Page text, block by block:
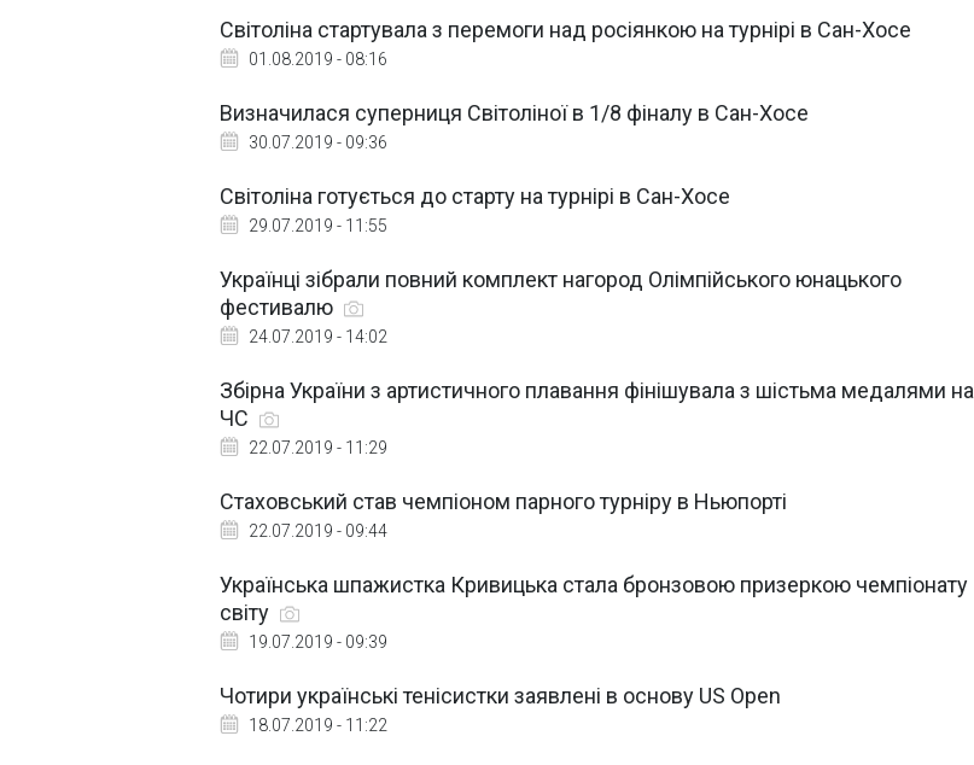
Світоліна стартувала з перемоги над росіянкою на турнірі в Сан-Хосе
01.08.2019 - 08:16
Визначилася суперниця Світоліної в 1/8 фіналу в Сан-Хосе
30.07.2019 - 09:36
Світоліна готується до старту на турнірі в Сан-Хосе
29.07.2019 - 11:55
Українці зібрали повний комплект нагород Олімпійського юнацького
фестивалю
24.07.2019 - 14:02
Збірна України з артистичного плавання фінішувала з шістьма медалями на
ЧС
22.07.2019 - 11:29
Стаховський став чемпіоном парного турніру в Ньюпорті
22.07.2019 - 09:44
Українська шпажистка Кривицька стала бронзовою призеркою чемпіонату
світу
19.07.2019 - 09:39
Чотири українські тенісистки заявлені в основу US Open
18.07.2019 - 11:22